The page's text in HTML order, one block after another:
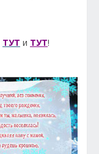
ТУТ и ТУТ!